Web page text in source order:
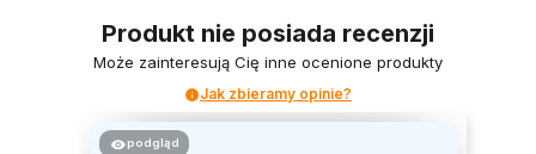
Produkt nie posiada recenzji
Może zainteresują Cię inne ocenione produkty
Jak zbieramy opinie?
podgląd